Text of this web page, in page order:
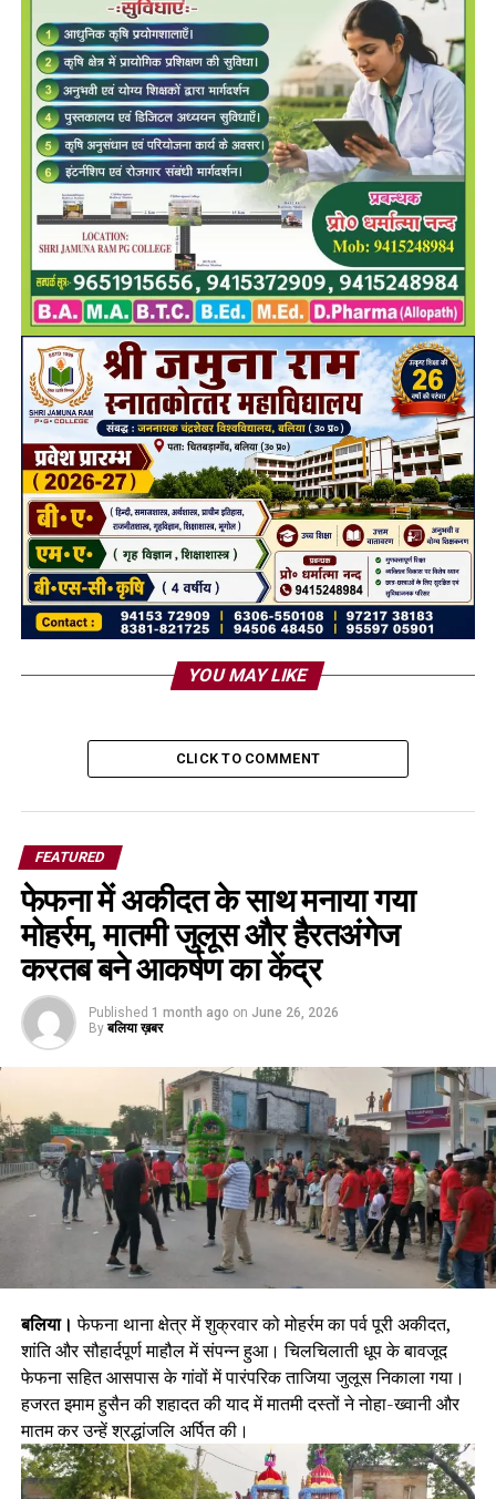
YOU MAY LIKE
CLICK TO COMMENT
FEATURED
फेफना में अकीदत के साथ मनाया गया
मोहर्रम, मातमी जुलूस और हैरतअंगेज
करतब बने आकर्षण का केंद्र
Published 1 month ago on June 26, 2026
By बलिया ख़बर
बलिया। फेफना थाना क्षेत्र में शुक्रवार को मोहर्रम का पर्व पूरी अकीदत,
शांति और सौहार्दपूर्ण माहौल में संपन्न हुआ। चिलचिलाती धूप के बावजूद
फेफना सहित आसपास के गांवों में पारंपरिक ताजिया जुलूस निकाला गया।
हजरत इमाम हुसैन की शहादत की याद में मातमी दस्तों ने नोहा-ख्वानी और
मातम कर उन्हें श्रद्धांजलि अर्पित की।